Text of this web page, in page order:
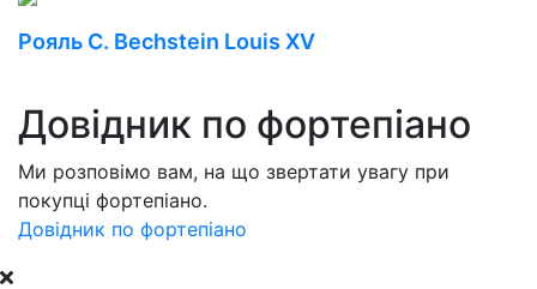
Рояль C. Bechstein Louis XV
Довідник по фортепіано
Ми розповімо вам, на що звертати увагу при
покупці фортепіано.
Довідник по фортепіано